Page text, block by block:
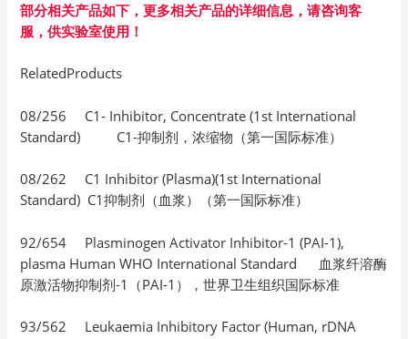
部分相关产品如下，更多相关产品的详细信息，请咨询客
服，供实验室使用！
RelatedProducts
08/256 C1- Inhibitor, Concentrate (1st International
Standard) C1-抑制剂，浓缩物（第一国际标准）
08/262 C1 Inhibitor (Plasma)(1st International
Standard) C1抑制剂（血浆）（第一国际标准）
92/654 Plasminogen Activator Inhibitor-1 (PAI-1),
plasma Human WHO International Standard 血浆纤溶酶
原激活物抑制剂-1（PAI-1），世界卫生组织国际标准
93/562 Leukaemia Inhibitory Factor (Human, rDNA